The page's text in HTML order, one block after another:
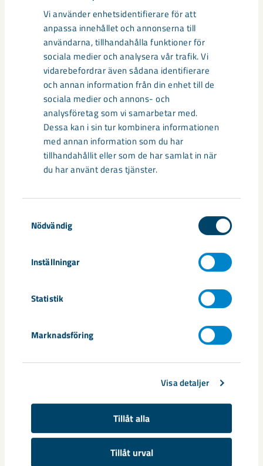
Vi använder enhetsidentifierare för att
anpassa innehållet och annonserna till
användarna, tillhandahålla funktioner för
sociala medier och analysera vår trafik. Vi
vidarebefordrar även sådana identifierare
och annan information från din enhet till de
sociala medier och annons- och
analysföretag som vi samarbetar med.
Dessa kan i sin tur kombinera informationen
med annan information som du har
tillhandahållit eller som de har samlat in när
du har använt deras tjänster.
Nödvändig
Inställningar
Statistik
Marknadsföring
Visa detaljer
Tillåt alla
Tillåt urval
Documents
Pressmeddelande_2022-05-12_Nu startar byg
Dela
Relaterat innehåll